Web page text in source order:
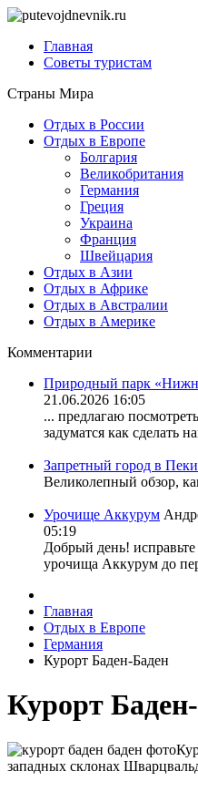
Главная
Советы туристам
Страны Мира
Отдых в России
Отдых в Европе
Болгария
Великобритания
Германия
Греция
Украина
Франция
Швейцария
Отдых в Азии
Отдых в Африке
Отдых в Австралии
Отдых в Америке
Комментарии
Природный парк
21.06.2026 16:05
... предлагаю
задуматся как сделать
Запретный город в
Великолепный обзор,
Урочище Аккурум
05:19
Добрый день! исправьте
урочища Аккурум до
Главная
Отдых в Европе
Германия
Курорт Баден-Баден
Курорт
западных склонах